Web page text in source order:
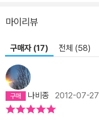
마이리뷰
구매자 (17) 전체 (58)
나비종 2012-07-27